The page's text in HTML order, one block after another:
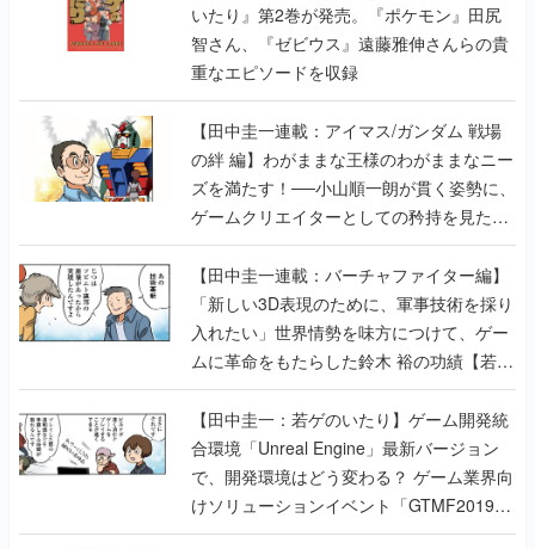
いたり』第2巻が発売。『ポケモン』田尻
智さん、『ゼビウス』遠藤雅伸さんらの貴
重なエピソードを収録
【田中圭一連載：アイマス/ガンダム 戦場
の絆 編】わがままな王様のわがままなニー
ズを満たす！──小山順一朗が貫く姿勢に、
ゲームクリエイターとしての矜持を見た
【若ゲのいたり最終回】
【田中圭一連載：バーチャファイター編】
「新しい3D表現のために、軍事技術を採り
入れたい」世界情勢を味方につけて、ゲー
ムに革命をもたらした鈴木 裕の功績【若ゲ
のいたり】
【田中圭一：若ゲのいたり】ゲーム開発統
合環境「Unreal Engine」最新バージョン
で、開発環境はどう変わる？ ゲーム業界向
けソリューションイベント「GTMF2019」
に行って、より理解を深めよう【PR】